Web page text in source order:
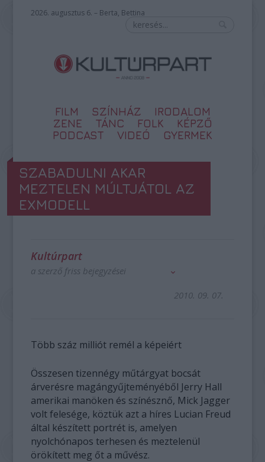
2026. augusztus 6. – Berta, Bettina
FILM SZÍNHÁZ
IRODALOM
ZENE
TÁNC FOLK
KÉPZŐ
PODCAST
VIDEÓ GYERMEK
SZABADULNI AKAR
MEZTELEN MÚLTJÁTOL AZ
EXMODELL
Kultúrpart
a szerző friss bejegyzései
2010. 09. 07.
Több száz milliót remél a képeiért
Összesen tizennégy műtárgyat bocsát
árverésre magángyűjteményéből Jerry Hall
amerikai manöken és színésznő, Mick Jagger
volt felesége, köztük azt a híres Lucian Freud
által készített portrét is, amelyen
nyolchónapos terhesen és meztelenül
örökített meg őt a művész.